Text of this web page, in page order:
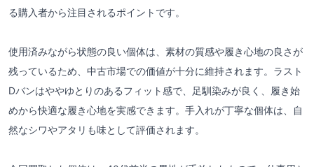
る購入者から注目されるポイントです。
使用済みながら状態の良い個体は、素材の質感や履き心地の良さが
残っているため、中古市場での価値が十分に維持されます。ラスト
Dバンはややゆとりのあるフィット感で、足馴染みが良く、履き始
めから快適な履き心地を実感できます。手入れが丁寧な個体は、自
然なシワやアタリも味として評価されます。